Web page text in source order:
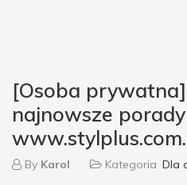
[Osoba
najnowsze
By Karol Kategoria Dla